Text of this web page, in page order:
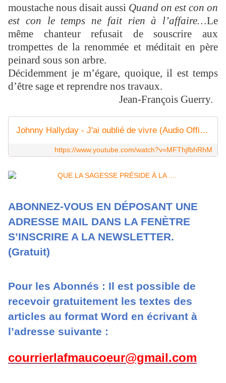
moustache nous disait aussi Quand on est con on
est con le temps ne fait rien à l’affaire…Le
même chanteur refusait de souscrire aux
trompettes de la renommée et méditait en père
peinard sous son arbre.
Décidemment je m’égare, quoique, il est temps
d’être sage et reprendre nos travaux.
Jean-François Guerry.
Johnny Hallyday - J'ai oublié de vivre (Audio Officiel)
https://www.youtube.com/watch?v=MFThjfbhRhM
ABONNEZ-VOUS EN DÉPOSANT UNE
ADRESSE MAIL DANS LA FENÈTRE
S’INSCRIRE A LA NEWSLETTER.
(Gratuit)
Pour les Abonnés : Il est possible de
recevoir gratuitement les textes des
articles au format Word en écrivant à
l’adresse suivante :
courrierlafmaucoeur@gmail.com